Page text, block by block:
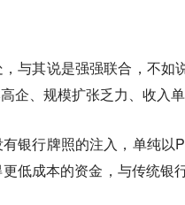
与其说是强强联合，不如
、规模扩张乏力、收入单
银行牌照的注入，单纯以
低成本的资金，与传统银